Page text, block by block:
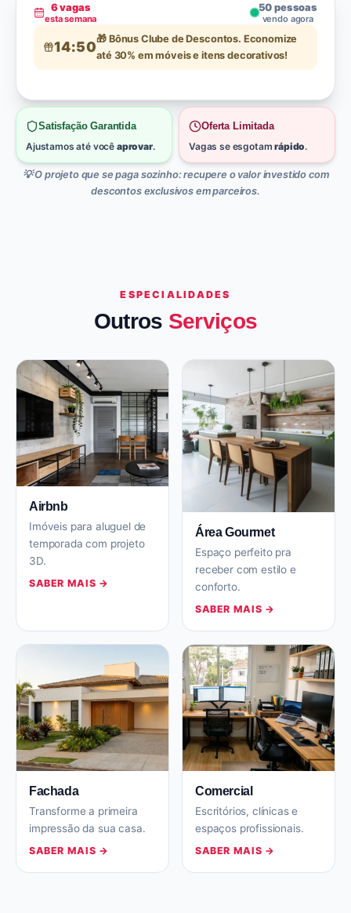
6vagas
esta semana
49 pessoas
vendo agora
14:49🎁 Bônus Clube de Descontos. Economize
até 30% em móveis e itens decorativos!
Satisfação Garantida
Ajustamos até você aprovar.
Oferta Limitada
Vagas se esgotamrápido.
💡 O projeto que se paga sozinho: recupere o valor investido com
descontos exclusivos em parceiros.
ESPECIALIDADES
Outros Serviços
Airbnb
Imóveis para aluguel de
temporada com projeto
3D.
SABER MAIS →
Área Gourmet
Espaço perfeito pra
receber com estilo e
conforto.
SABER MAIS →
Fachada
Transforme a primeira
impressão da sua casa.
SABER MAIS →
Comercial
Escritórios, clínicas e
espaços profissionais.
SABER MAIS →